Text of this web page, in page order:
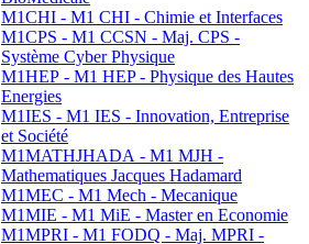
M1CHI - M1 CHI - Chimie et Interfaces
M1CPS - M1 CCSN - Maj. CPS -
Système Cyber Physique
M1HEP - M1 HEP - Physique des Hautes
Energies
M1IES - M1 IES - Innovation, Entreprise
et Société
M1MATHJHADA - M1 MJH -
Mathematiques Jacques Hadamard
M1MEC - M1 Mech - Mecanique
M1MIE - M1 MiE - Master en Economie
M1MPRI - M1 FODQ - Maj. MPRI -